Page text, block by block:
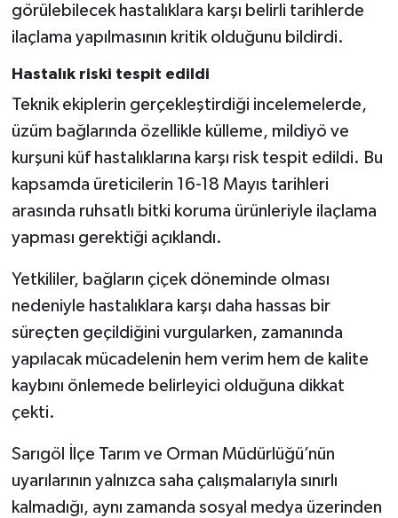
görülebilecek hastalıklara karşı belirli tarihlerde
ilaçlama yapılmasının kritik olduğunu bildirdi.
Hastalık riski tespit edildi
Teknik ekiplerin gerçekleştirdiği incelemelerde,
üzüm bağlarında özellikle külleme, mildiyö ve
kurşuni küf hastalıklarına karşı risk tespit edildi. Bu
kapsamda üreticilerin 16-18 Mayıs tarihleri
arasında ruhsatlı bitki koruma ürünleriyle ilaçlama
yapması gerektiği açıklandı.
Yetkililer, bağların çiçek döneminde olması
nedeniyle hastalıklara karşı daha hassas bir
süreçten geçildiğini vurgularken, zamanında
yapılacak mücadelenin hem verim hem de kalite
kaybını önlemede belirleyici olduğuna dikkat
çekti.
Sarıgöl İlçe Tarım ve Orman Müdürlüğü’nün
uyarılarının yalnızca saha çalışmalarıyla sınırlı
kalmadığı, aynı zamanda sosyal medya üzerinden